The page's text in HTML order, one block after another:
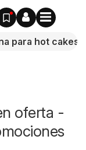
oferta -